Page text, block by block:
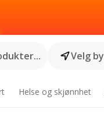
Velg by
Helse og skjønnhet